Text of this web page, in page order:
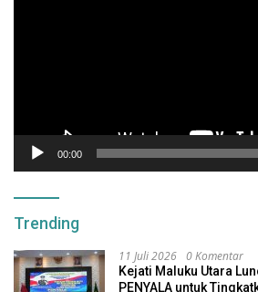
00:00
Trending
11 Juli 2026 0 Komentar
Kejati Maluku Utara
PENYALA untuk